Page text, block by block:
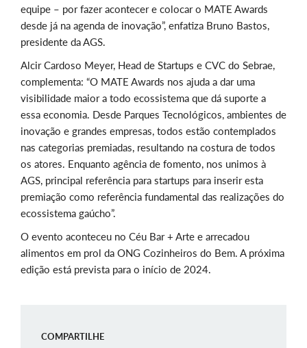
equipe – por fazer acontecer e colocar o MATE Awards
desde já na agenda de inovação”, enfatiza Bruno Bastos,
presidente da AGS.
Alcir Cardoso Meyer, Head de Startups e CVC do Sebrae,
complementa: “O MATE Awards nos ajuda a dar uma
visibilidade maior a todo ecossistema que dá suporte a
essa economia. Desde Parques Tecnológicos, ambientes de
inovação e grandes empresas, todos estão contemplados
nas categorias premiadas, resultando na costura de todos
os atores. Enquanto agência de fomento, nos unimos à
AGS, principal referência para startups para inserir esta
premiação como referência fundamental das realizações do
ecossistema gaúcho”.
O evento aconteceu no Céu Bar + Arte e arrecadou
alimentos em prol da ONG Cozinheiros do Bem. A próxima
edição está prevista para o início de 2024.
COMPARTILHE